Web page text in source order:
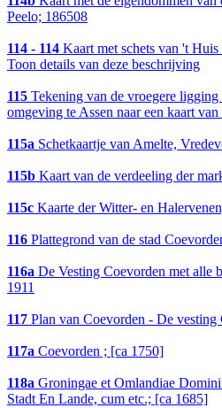
Peelo; 186508
114 - 114 Kaart met schets van 't
Toon details van deze beschrijving
115 Tekening van de vroegere
omgeving te Assen naar een kaart
115a Schetkaartje van Amelte,
115b Kaart van de verdeeling der
115c Kaarte der Witter- en
116 Plattegrond van de stad
116a De Vesting Coevorden met alle
1911
117 Plan van Coevorden - De
117a Coevorden ; [ca 1750]
118a Groningae et Omlandiae
Stadt En Lande, cum etc.; [ca 1685]